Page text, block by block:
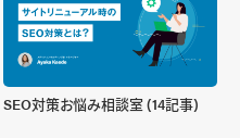
SEO対策お悩み相談室 (14記事)